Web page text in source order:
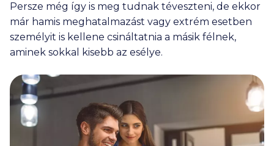
Persze még így is meg tudnak téveszteni, de ekkor
már hamis meghatalmazást vagy extrém esetben
személyit is kellene csináltatnia a másik félnek,
aminek sokkal kisebb az esélye.